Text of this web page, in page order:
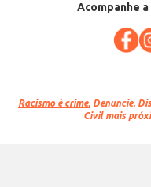
Acompanhe
Racismo é crime. Denuncie.
Civil mais